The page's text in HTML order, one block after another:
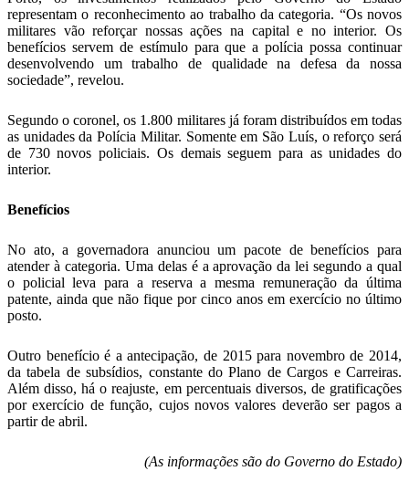
representam o reconhecimento ao trabalho da categoria. “Os novos
militares vão reforçar nossas ações na capital e no interior. Os
benefícios servem de estímulo para que a polícia possa continuar
desenvolvendo um trabalho de qualidade na defesa da nossa
sociedade”, revelou.
Segundo o coronel, os 1.800 militares já foram distribuídos em todas
as unidades da Polícia Militar. Somente em São Luís, o reforço será
de 730 novos policiais. Os demais seguem para as unidades do
interior.
Benefícios
No ato, a governadora anunciou um pacote de benefícios para
atender à categoria. Uma delas é a aprovação da lei segundo a qual
o policial leva para a reserva a mesma remuneração da última
patente, ainda que não fique por cinco anos em exercício no último
posto.
Outro benefício é a antecipação, de 2015 para novembro de 2014,
da tabela de subsídios, constante do Plano de Cargos e Carreiras.
Além disso, há o reajuste, em percentuais diversos, de gratificações
por exercício de função, cujos novos valores deverão ser pagos a
partir de abril.
(As informações são do Governo do Estado)